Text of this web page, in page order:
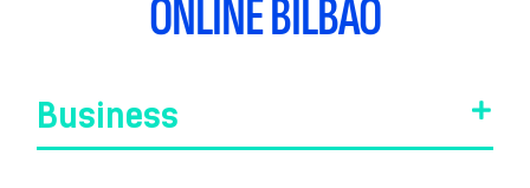
ONLINE BILBAO
Business